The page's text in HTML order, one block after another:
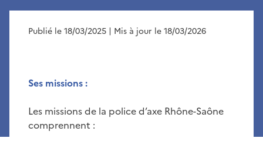
Publié le 18/03/2025 | Mis à jour le 18/03/2026
Ses missions :
Les missions de la police d’axe Rhône-Saône
comprennent :